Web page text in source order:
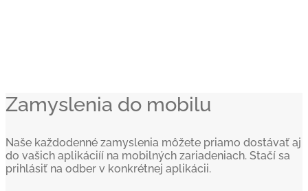
Zamyslenia do mobilu
Naše každodenné zamyslenia môžete priamo dostávať aj
do vašich aplikáciíí na mobilných zariadeniach. Stačí sa
prihlásiť na odber v konkrétnej aplikácii.